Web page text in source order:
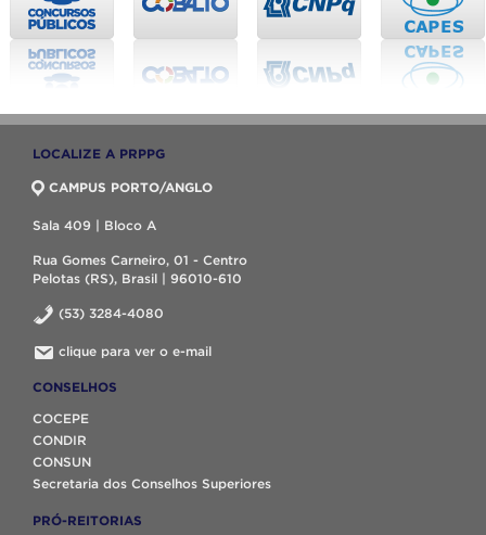
LOCALIZE A PRPPG
CAMPUS PORTO/ANGLO
Sala 409 | Bloco A
Rua Gomes Carneiro, 01 - Centro
Pelotas (RS), Brasil | 96010-610
(53) 3284-4080
clique para ver o e-mail
CONSELHOS
COCEPE
CONDIR
CONSUN
Secretaria dos Conselhos Superiores
PRÓ-REITORIAS